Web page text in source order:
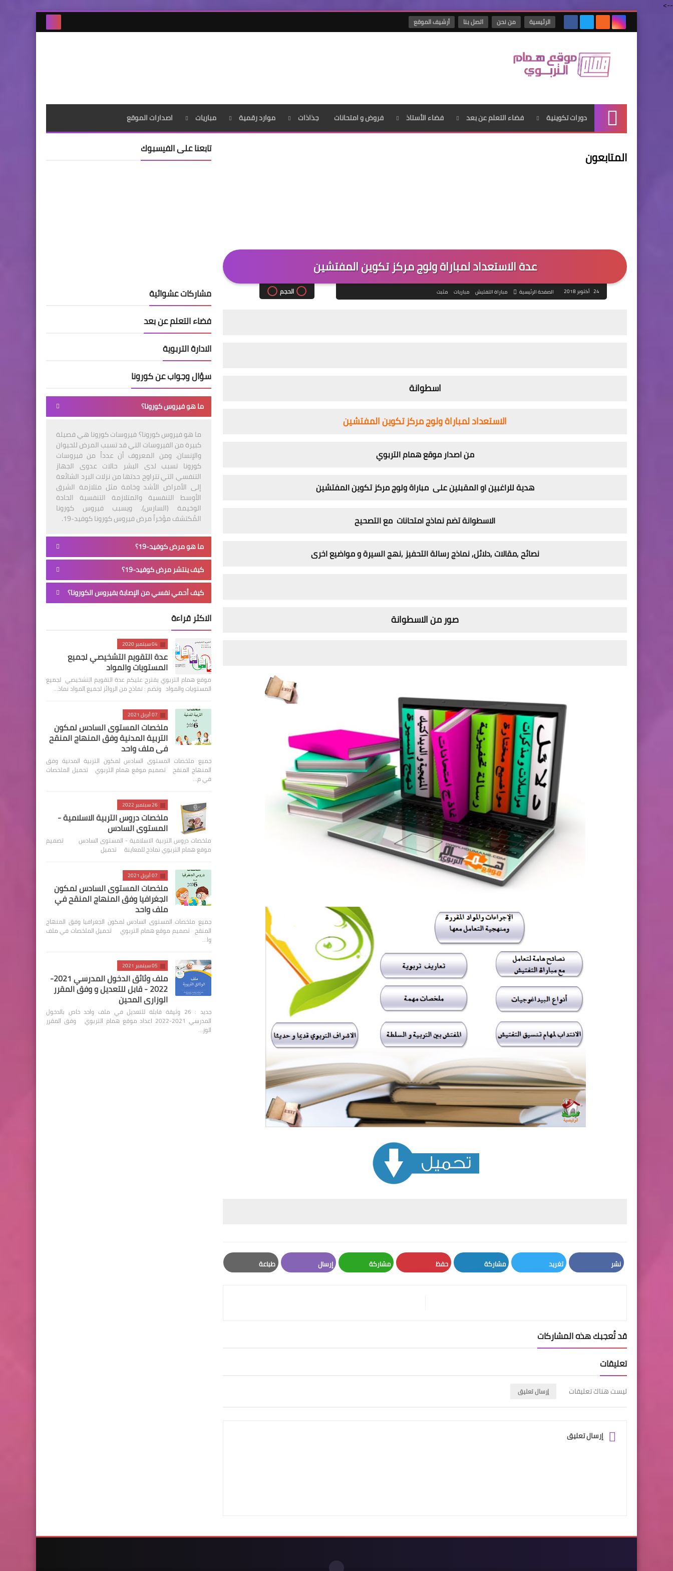
-->
الرئيسية من نحن اتصل بنا أرشيف الموقع
الرئيسية
دورات تكوينية فضاء التعلم عن بعد فضاء الأستاذ فروض و امتحانات جذاذات موارد رقمية مباريات اصدارات الموقع
المتابعون
عدة الاستعداد لمباراة ولوج مركز تكوين المفتشين
24 أكتوبر 2018 الصفحة الرئيسية مباراة التفتيش مباريات مثبت الحجم
اسطوانة
الاستعداد لمباراة ولوج مركز تكوين المفتشين
من اصدار موقع همام التربوي
هدية للراغبين او المقبلين على مباراة ولوج مركز تكوين المفتشين
الاسطوانة تضم نماذج امتحانات مع التصحيح
نصائح ,مقالات ,دلائل, نماذج رسالة التحفيز ,نهج السيرة و مواضيع اخرى
صور من الاسطوانة
نشر تغريد مشاركة حفظ مشاركة إرسال طباعة
قد تُعجبك هذه المشاركات
تعليقات
ليست هناك تعليقات إرسال تعليق
إرسال تعليق
تابعنا على الفيسبوك
مشاركات عشوائية
فضاء التعلم عن بعد
الادارة التربوية
سؤال وجواب عن كورونا
ما هو فيروس كورونا؟
ما هو فيروس كورونا؟ فيروسات كورونا هي فصيلة
كبيرة من الفيروسات التي قد تسبب المرض للحيوان
والإنسان. ومن المعروف أن عدداً من فيروسات
كورونا تسبب لدى البشر حالات عدوى الجهاز
التنفسي التي تتراوح حدتها من نزلات البرد الشائعة
إلى الأمراض الأشد وخامة مثل متلازمة الشرق
الأوسط التنفسية والمتلازمة التنفسية الحادة
الوخيمة (السارس). ويسبب فيروس كورونا
المُكتشف مؤخراً مرض فيروس كورونا كوفيد-19.
ما هو مرض كوفيد-19؟
كيف ينتشر مرض كوفيد-19؟
كيف أحمي نفسي من الإصابة بفيروس الكورونا؟
الاكثر قراءة
04 سبتمبر 2020
عدة التقويم التشخيصي لجميع
المستويات والمواد
موقع همام التربوي يقترح عليكم عدة التقويم التشخيصي لجميع
المستويات والمواد وتضم : نماذج من الروائز لجميع المواد نماذ…
07 أبريل 2021
ملخصات المستوى السادس لمكون
التربية المدنية وفق المنهاج المنقح
في ملف واحد
جميع ملخصات المستوى السادس لمكون التربية المدنية وفق
المنهاج المنقح تصميم موقع همام التربوي تحميل الملخصات
في م…
26 سبتمبر 2022
ملخصات دروس التربية الاسلامية -
المستوى السادس
ملخصات دروس التربية الاسلامية - المستوى السادس تصميم
موقع همام التربوي نماذج للمعاينة تحميل
07 أبريل 2021
ملخصات المستوى السادس لمكون
الجغرافيا وفق المنهاج المنقح في
ملف واحد
جميع ملخصات المستوى السادس لمكون الجغرافيا وفق المنهاج
المنقح تصميم موقع همام التربوي تحميل الملخصات في ملف
وا…
05 سبتمبر 2021
ملف وثائق الدخول المدرسي 2021-
2022 - قابل للتعديل و وفق المقرر
الوزاري المحين
جديد : 26 وثيقة قابلة للتعديل في ملف واحد خاص بالدخول
المدرسي 2021-2022 اعداد موقع همام التربوي وفق المقرر
الوز…